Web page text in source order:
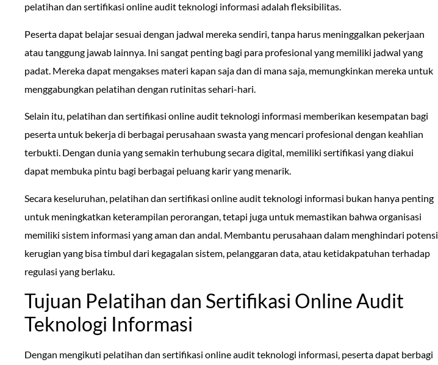
pelatihan dan sertifikasi online audit teknologi informasi adalah fleksibilitas.
Peserta dapat belajar sesuai dengan jadwal mereka sendiri, tanpa harus meninggalkan pekerjaan
atau tanggung jawab lainnya. Ini sangat penting bagi para profesional yang memiliki jadwal yang
padat. Mereka dapat mengakses materi kapan saja dan di mana saja, memungkinkan mereka untuk
menggabungkan pelatihan dengan rutinitas sehari-hari.
Selain itu, pelatihan dan sertifikasi online audit teknologi informasi memberikan kesempatan bagi
peserta untuk bekerja di berbagai perusahaan swasta yang mencari profesional dengan keahlian
terbukti. Dengan dunia yang semakin terhubung secara digital, memiliki sertifikasi yang diakui
dapat membuka pintu bagi berbagai peluang karir yang menarik.
Secara keseluruhan, pelatihan dan sertifikasi online audit teknologi informasi bukan hanya penting
untuk meningkatkan keterampilan perorangan, tetapi juga untuk memastikan bahwa organisasi
memiliki sistem informasi yang aman dan andal. Membantu perusahaan dalam menghindari potensi
kerugian yang bisa timbul dari kegagalan sistem, pelanggaran data, atau ketidakpatuhan terhadap
regulasi yang berlaku.
Tujuan Pelatihan dan Sertifikasi Online Audit
Teknologi Informasi
Dengan mengikuti pelatihan dan sertifikasi online audit teknologi informasi, peserta dapat berbagi